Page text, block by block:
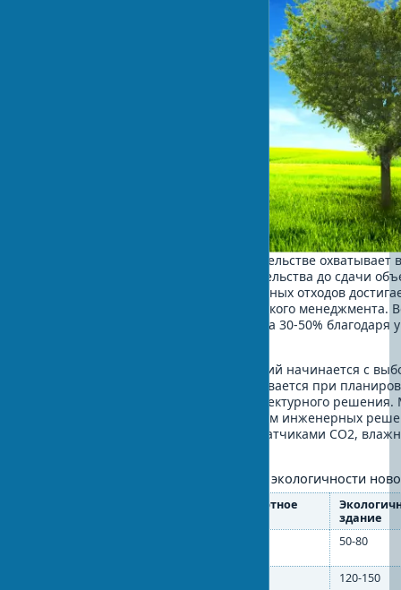
Экологический менеджмент в строительстве
от экологической экспертизы строительства до сдачи
сами за себя. Переработка строительных отходов
правильной организации экологического менеджмента.
зданий снижает потребление воды на 30-50%
Экологическое проектирование зданий начинается с
Биоразнообразие территории учитывается при
кустарники становятся частью архитектурного
помещениях формируется комплексом инженерных
внутренней среды контролируется датчиками CO2,
Ключевые показатели экологичности
Стандартное
здание
50-80
120-150